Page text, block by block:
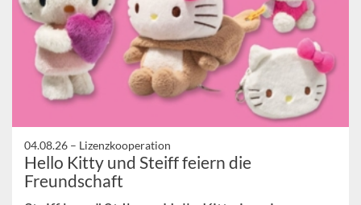
04.08.26 – Lizenzkooperation
Hello Kitty und Steiff feiern die
Freundschaft